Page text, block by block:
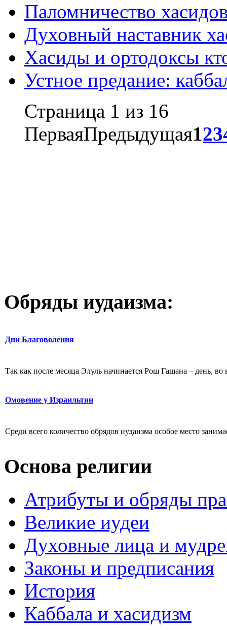
Паломничество
Духовный наставник
Хасиды и ортодоксы
Устное предание:
Страница 1 из 16
ПерваяПредыдущая123
Обряды иудаизма:
Дни Благоволения
Так как после месяца Элуль начинается Рош Гашана – день,
Омовение у Израильтян
Среди всего количество обрядов иудаизма особое место
Основа религии
Атрибуты и обряды
Великие иудеи
Духовные лица и
Законы и предписания
История
Каббала и хасидизм